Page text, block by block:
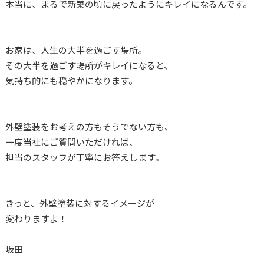
本当に、まるで新築の頃に戻ったようにキレイになるんです。
お家は、人生の大半を過ごす場所。
その大半を過ごす場所がキレイになると、
気持ち的にも穏やかになります。
外壁塗装をお考えの方もそうでない方も、
一度当社にご質問いただければ、
担当のスタッフが丁寧にお答えします。
きっと、外壁塗装に対するイメージが
変わりますよ！
坂田